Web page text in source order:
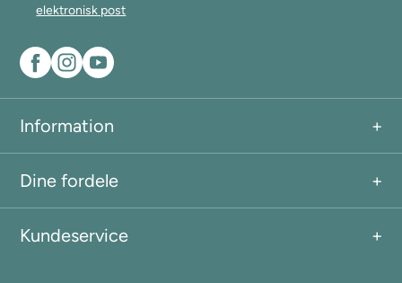
elektronisk post
Information
Dine fordele
Kundeservice